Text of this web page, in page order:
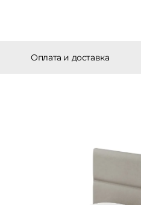
Оплата и доставка